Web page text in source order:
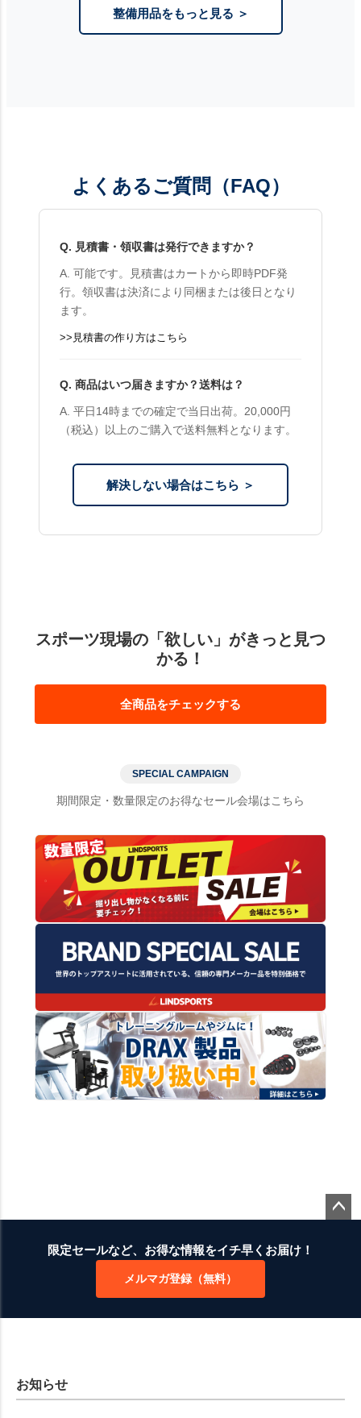
整備用品をもっと見る ＞
よくあるご質問（FAQ）
Q. 見積書・領収書は発行できますか？
A. 可能です。見積書はカートから即時PDF発
行。領収書は決済により同梱または後日となり
ます。
>>見積書の作り方はこちら
Q. 商品はいつ届きますか？送料は？
A. 平日14時までの確定で当日出荷。20,000円
（税込）以上のご購入で送料無料となります。
解決しない場合はこちら ＞
スポーツ現場の「欲しい」がきっと見つ
かる！
全商品をチェックする
SPECIAL CAMPAIGN
期間限定・数量限定のお得なセール会場はこちら
限定セールなど、お得な情報をイチ早くお届け！
メルマガ登録（無料）
お知らせ